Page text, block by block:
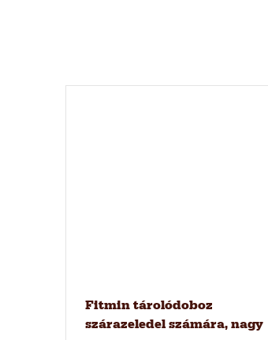
Fitmin tárolódoboz
szárazeledel számára, nagy